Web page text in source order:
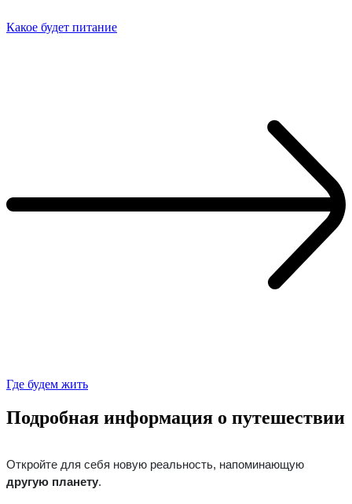
Какое будет питание
Где будем жить
Подробная информация о путешествии
Откройте для себя новую реальность, напоминающую
другую планету.